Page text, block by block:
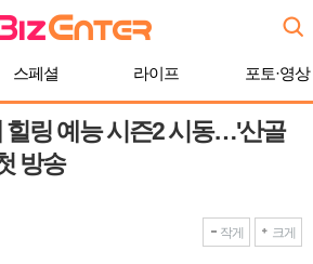
스페셜 라이프 포토·영상
힐링 예능 시즌2 시동…'산골
방송
작게 크게